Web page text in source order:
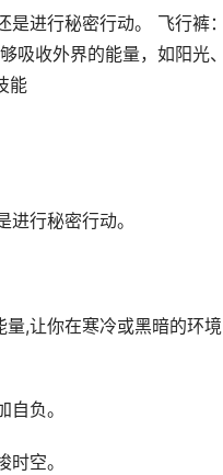
进行秘密行动。 飞行裤：
吸收外界的能量，如阳光、
能
行秘密行动。
,让你在寒冷或黑暗的环境
负。
空。